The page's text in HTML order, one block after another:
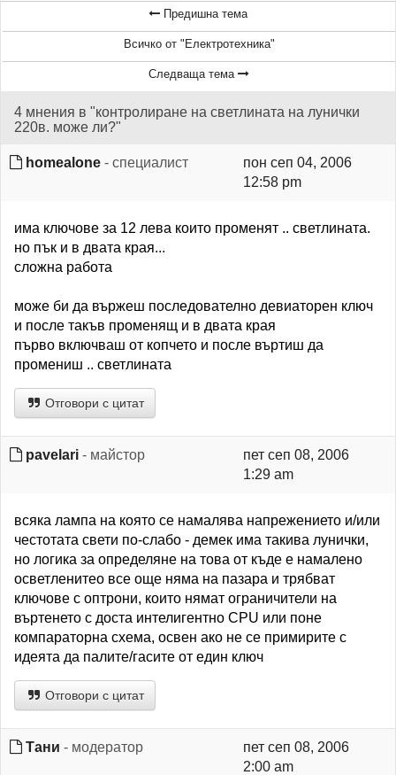
Предишна тема
Всичко от "Електротехника"
Следваща тема
4 мнения в "контролиране на светлината на лунички
220в. може ли?"
homealone - специалист
пон сеп 04, 2006
12:58 pm
има ключове за 12 лева които променят .. светлината.
но пък и в двата края...
сложна работа
може би да вържеш последователно девиаторен ключ
и после такъв променящ и в двата края
първо включваш от копчето и после въртиш да
промениш .. светлината
Отговори с цитат
pavelari - майстор
пет сеп 08, 2006
1:29 am
всяка лампа на която се намалява напрежението и/или
честотата свети по-слабо - демек има такива лунички,
но логика за определяне на това от къде е намалено
осветленитео все още няма на пазара и трябват
ключове с оптрони, които нямат ограничители на
въртенето с доста интелигентно CPU или поне
компараторна схема, освен ако не се примирите с
идеята да палите/гасите от един ключ
Отговори с цитат
Тани - модератор
пет сеп 08, 2006
2:00 am